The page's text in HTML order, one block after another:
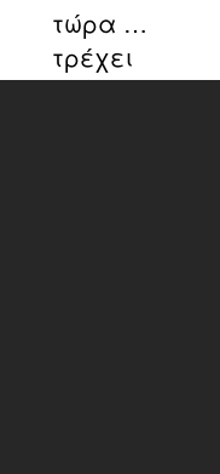
τώρα …
τρέχει